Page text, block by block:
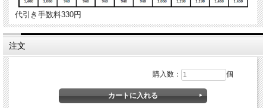
代引き手数料330円
注文
購入数： 個